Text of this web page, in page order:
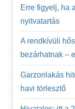
Erre figyelj, ha
nyitvatartás
A rendkívüli
bezárhatnak –
Garzonlakás
havi törlesztő